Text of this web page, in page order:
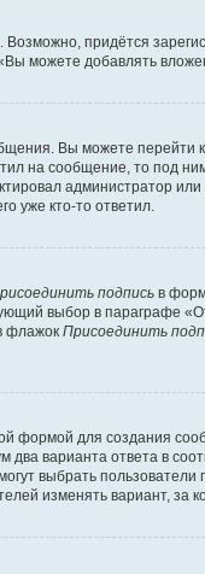
придётся
можете добавлять
Вы можете перейти
на сообщение, то под
администратор
уже кто-то ответил.
подпись в
выбор в параграфе
флажок Присоединить
формой для создания
два варианта ответа в
выбрать пользователи
изменять вариант, за